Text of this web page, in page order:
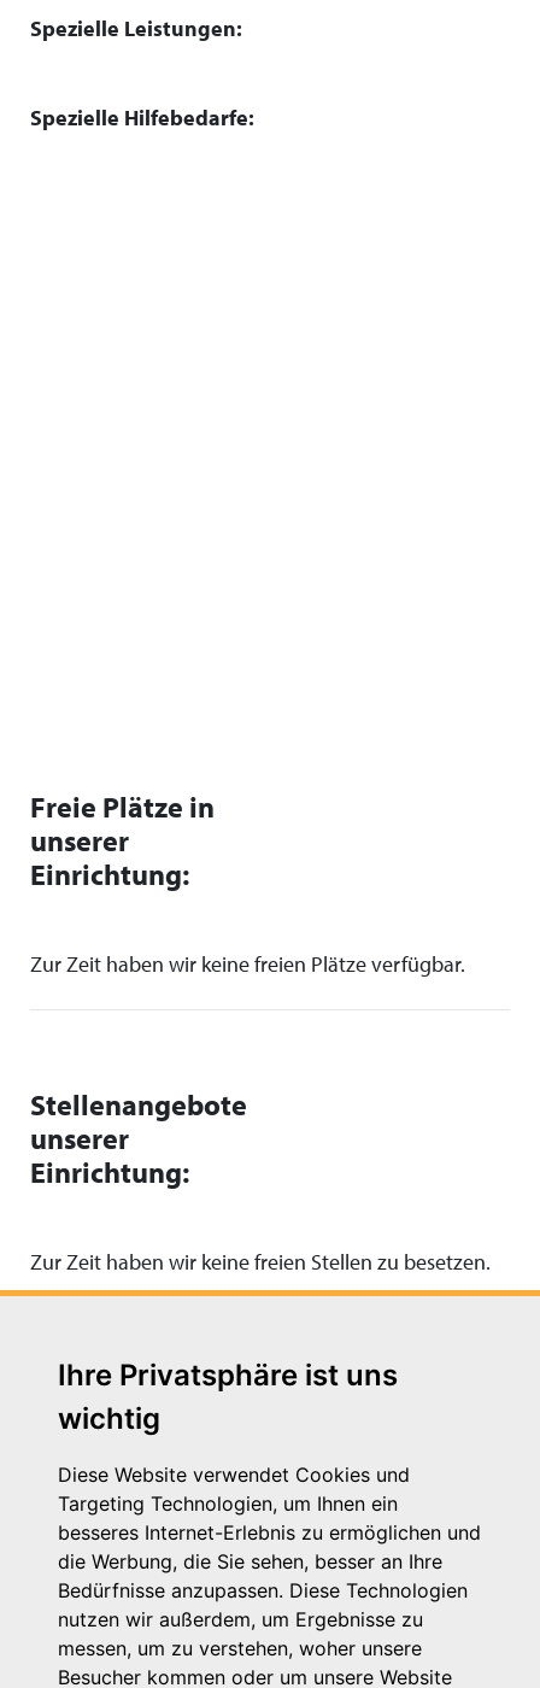
Ihre Privatsphäre ist uns
wichtig
Diese Website verwendet Cookies und
Targeting Technologien, um Ihnen ein
besseres Internet-Erlebnis zu ermöglichen und
die Werbung, die Sie sehen, besser an Ihre
Bedürfnisse anzupassen. Diese Technologien
nutzen wir außerdem, um Ergebnisse zu
messen, um zu verstehen, woher unsere
Besucher kommen oder um unsere Website
Spezielle Leistungen:
Spezielle Hilfebedarfe:
Freie Plätze in
unserer
Einrichtung:
Zur Zeit haben wir keine freien Plätze verfügbar.
Stellenangebote
unserer
Einrichtung:
Zur Zeit haben wir keine freien Stellen zu besetzen.
Michaelkirchstr. 17/18
10179 Berlin
Telefon: 030 – 58 58 17 16 01
E-Mail: info@vpk.de